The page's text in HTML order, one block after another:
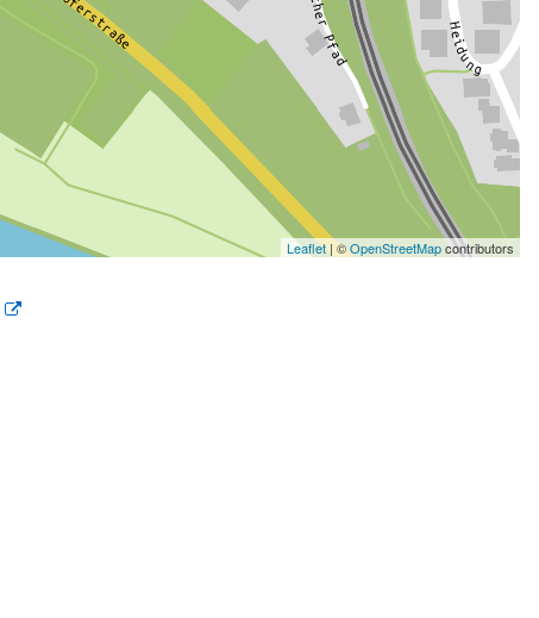
Leaflet | ©OpenStreetMapcontributors
